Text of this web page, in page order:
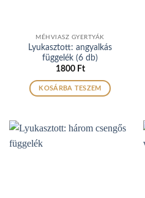
MÉHVIASZ GYERTYÁK
Lyukasztott: angyalkás
függelék (6 db)
1800 Ft
KOSÁRBA TESZEM